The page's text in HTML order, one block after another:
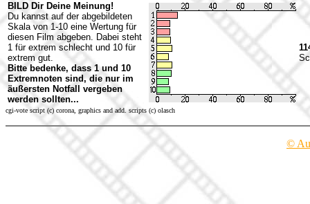
BILD Dir Deine Meinung!
Du kannst auf der abgebildeten
Skala von 1-10 eine Wertung für
diesen Film abgeben. Dabei steht
1 für extrem schlecht und 10 für
extrem gut.
Bitte bedenke, dass 1 und 10
Extremnoten sind, die nur im
äußersten Notfall vergeben
werden sollten...
cgi-vote script (c) corona, graphics and add. scripts (c) olasch
©